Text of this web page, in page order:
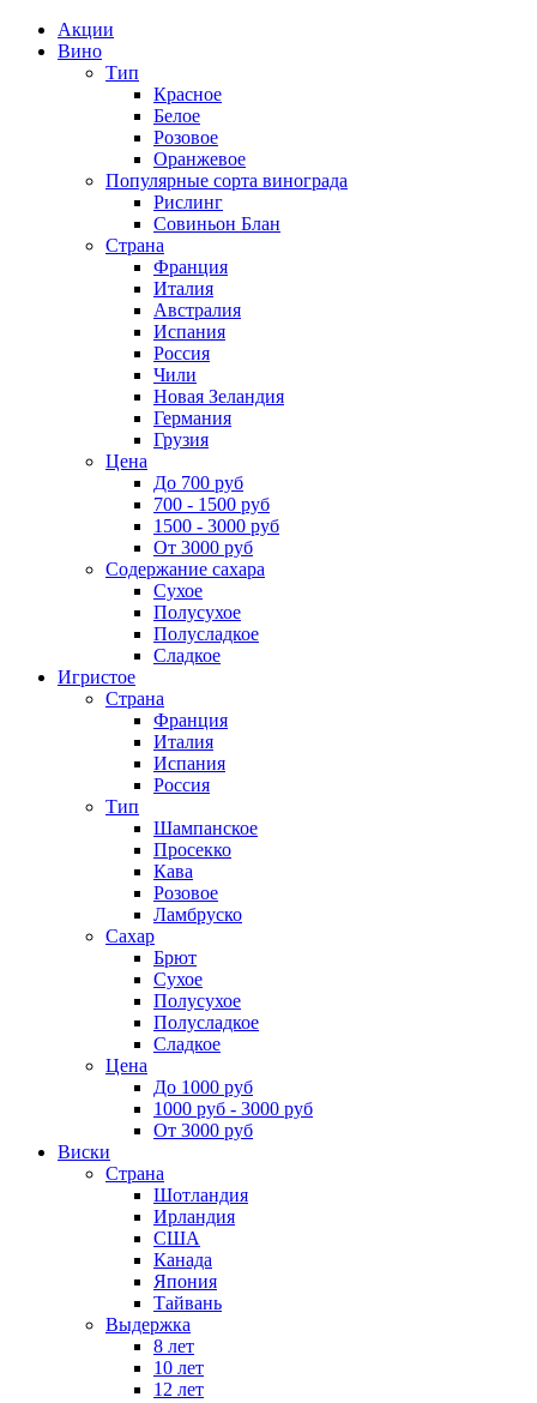
Акции
Вино
Тип
Красное
Белое
Розовое
Оранжевое
Популярные сорта винограда
Рислинг
Совиньон Блан
Страна
Франция
Италия
Австралия
Испания
Россия
Чили
Новая Зеландия
Германия
Грузия
Цена
До 700 руб
700 - 1500 руб
1500 - 3000 руб
От 3000 руб
Содержание сахара
Сухое
Полусухое
Полусладкое
Сладкое
Игристое
Страна
Франция
Италия
Испания
Россия
Тип
Шампанское
Просекко
Кава
Розовое
Ламбруско
Сахар
Брют
Сухое
Полусухое
Полусладкое
Сладкое
Цена
До 1000 руб
1000 руб - 3000 руб
От 3000 руб
Виски
Страна
Шотландия
Ирландия
США
Канада
Япония
Тайвань
Выдержка
8 лет
10 лет
12 лет